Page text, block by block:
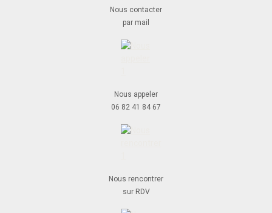
Nous contacter
par mail
Nous appeler
06 82 41 84 67
Nous rencontrer
sur RDV